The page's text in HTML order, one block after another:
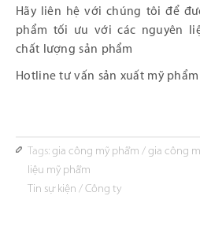
Hãy liên hệ với chúng tôi để
phẩm tối ưu với các nguyên
chất lượng sản phẩm
Hotline tư vấn sản xuất mỹ phẩm
Tags:gia công mỹ phẩm /gia công
liệu mỹ phẩm
Tin sự kiện /Công ty